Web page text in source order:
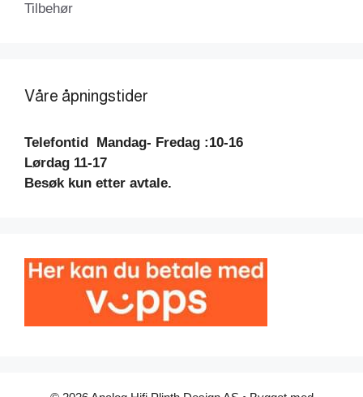
Tilbehør
Våre åpningstider
Telefontid Mandag- Fredag :10-16
Lørdag 11-17
Besøk kun etter avtale.